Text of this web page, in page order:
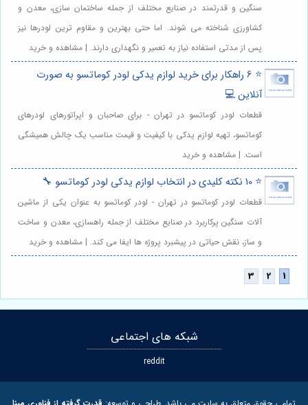
سنگین و قدرتمند در صنایع مختلف از جمله ساختمان سازی، معدن و
کشاورزی شناخته می شوند. اما حتی بهترین و مقاوم ترین لودرها نیز
پس از مدتی استفاده نیاز به تعمیر و نگهداری دارند. | مشاهده و خرید
⭐️ 6 راهکار برای خرید لوازم یدکی لودر کوماتسو به صورت
آنلاین 💻
قطعات لودر کوماتسو در تهران - برای صاحبان و اپراتورهای لودرهای
کوماتسو، تهیه لوازم یدکی با کیفیت و قیمت مناسب یک چالش همیشگی
است. | مشاهده و خرید
⭐️ 10 نکته کلیدی در انتخاب لوازم یدکی لودر کوماتسو 🔧
قطعات لودر کوماتسو در تهران - لودر کوماتسو به عنوان یکی از ماشین
آلات سنگین پرکاربرد در صنایع مختلف از جمله راهسازی، معدن و ساخت
و ساز، نقش حیاتی در پیشبرد پروژه ها ایفا می کند. | مشاهده و خرید
شبکه های اجتماعی
reddit